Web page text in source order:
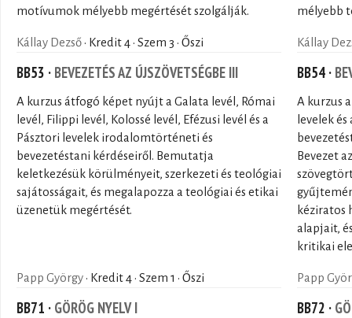
motívumok mélyebb megértését szolgálják. mélyebb
Kállay Dezső· Kredit 4 · Szem 3 · Őszi
BB53 · BEVEZETÉS AZ ÚJSZÖVETSÉGBE III
A kurzus átfogó képet nyújt a Galata levél, Római
levél, Filippi levél, Kolossé levél, Efézusi levél és a
Pásztori levelek irodalomtörténeti és
bevezetéstani kérdéseiről. Bemutatja
keletkezésük körülményeit, szerkezeti és teológiai
sajátosságait, és megalapozza a teológiai és etikai
üzenetük megértését.
Kállay
BB54 ·
A kurzus
levelek
Bevezet
kéziratos
alapjait,
kritikai
Papp György· Kredit 4 · Szem 1 · Őszi
BB71 · GÖRÖG NYELV I
Papp
BB72 ·